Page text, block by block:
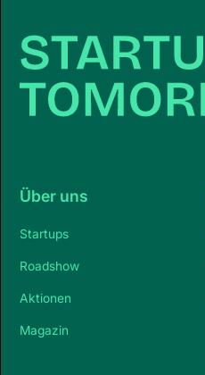
Über uns
Startups
Roadshow
Aktionen
Magazin